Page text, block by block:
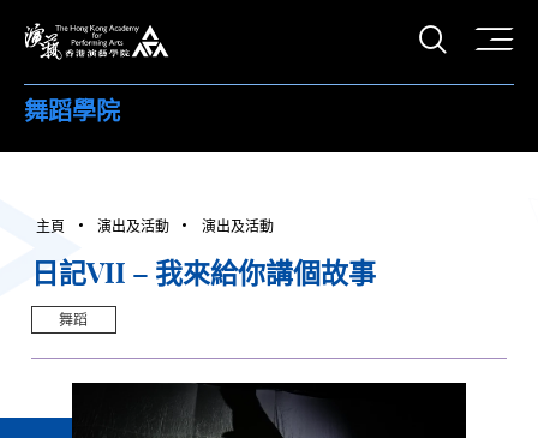
打開
舞蹈學院
主頁 演出及活動 演出及活動
日記VII – 我來給你講個故事
舞蹈